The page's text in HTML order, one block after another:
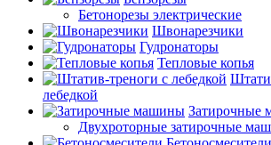
Бетонорезы электрические
Швонарезчики
Гудронаторы
Тепловые копья
лебедкой
Затирочные
Двухроторные затирочные